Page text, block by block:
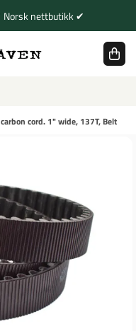
Norsk nettbutikk ✔
cord. 1" wide, 137T, Belt